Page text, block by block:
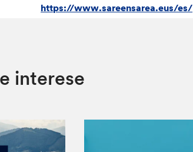
https://www.sareensarea.eus/es/
interese